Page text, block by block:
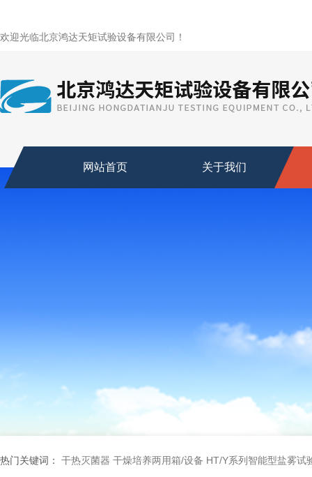
欢迎光临北京鸿达天矩试验设备有限公司！
网站首页 关于我们
热门关键词： 干热灭菌器 干燥培养两用箱/设备 HT/Y系列智能型盐雾试